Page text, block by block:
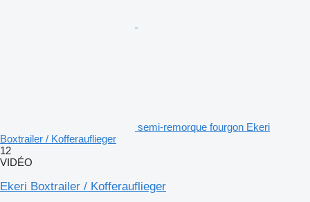
semi-remorque fourgon Ekeri
Boxtrailer / Kofferauflieger
12
VIDÉO
Ekeri Boxtrailer / Kofferauflieger